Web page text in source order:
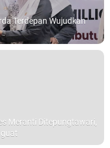
Terdepan Wujudkan
Meranti Ditepungtawari,